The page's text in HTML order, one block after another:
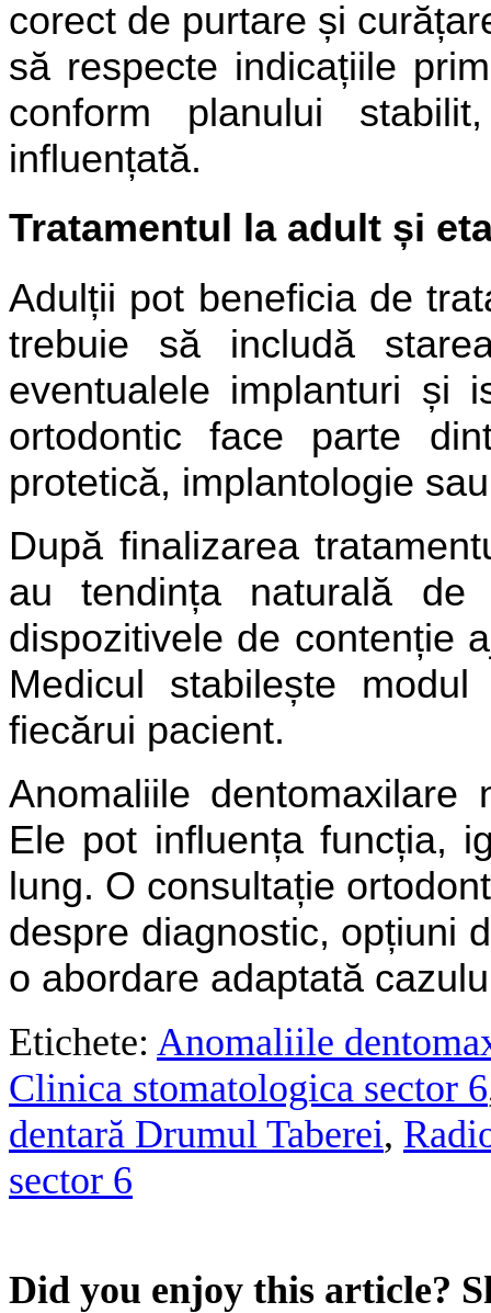
corect de purtare și
să respecte indicațiile
conform planului
influențată.
Tratamentul la adult și
Adulții pot beneficia de
trebuie să includă
eventualele implanturi și
ortodontic face parte
protetică, implantologie
După finalizarea
au tendința naturală
dispozitivele de contenție
Medicul stabilește
fiecărui pacient.
Anomaliile
Ele pot influența funcția,
lung. O consultație
despre diagnostic, opțiuni
o abordare adaptată
Etichete: Anomaliile
Clinica stomatologica sector 6
dentară Drumul Taberei,
sector 6
Did you enjoy this article?